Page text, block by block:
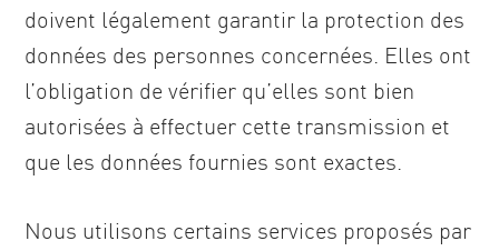
doivent légalement garantir la protection des
données des personnes concernées. Elles ont
l’obligation de vérifier qu’elles sont bien
autorisées à effectuer cette transmission et
que les données fournies sont exactes.
Nous utilisons certains services proposés par